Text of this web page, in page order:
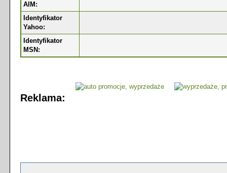
AIM:
Identyfikator
Yahoo:
Identyfikator
MSN:
Reklama: